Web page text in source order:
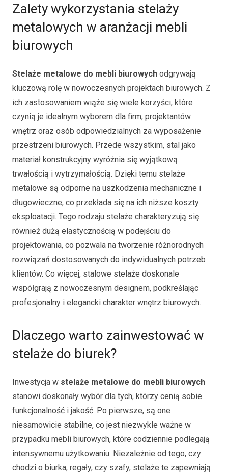
Zalety wykorzystania stelaży
metalowych w aranżacji mebli
biurowych
Stelaże metalowe do mebli biurowych odgrywają
kluczową rolę w nowoczesnych projektach biurowych. Z
ich zastosowaniem wiąże się wiele korzyści, które
czynią je idealnym wyborem dla firm, projektantów
wnętrz oraz osób odpowiedzialnych za wyposażenie
przestrzeni biurowych. Przede wszystkim, stal jako
materiał konstrukcyjny wyróżnia się wyjątkową
trwałością i wytrzymałością. Dzięki temu stelaże
metalowe są odporne na uszkodzenia mechaniczne i
długowieczne, co przekłada się na ich niższe koszty
eksploatacji. Tego rodzaju stelaże charakteryzują się
również dużą elastycznością w podejściu do
projektowania, co pozwala na tworzenie różnorodnych
rozwiązań dostosowanych do indywidualnych potrzeb
klientów. Co więcej, stalowe stelaże doskonale
współgrają z nowoczesnym designem, podkreślając
profesjonalny i elegancki charakter wnętrz biurowych.
Dlaczego warto zainwestować w
stelaże do biurek?
Inwestycja w stelaże metalowe do mebli biurowych
stanowi doskonały wybór dla tych, którzy cenią sobie
funkcjonalność i jakość. Po pierwsze, są one
niesamowicie stabilne, co jest niezwykle ważne w
przypadku mebli biurowych, które codziennie podlegają
intensywnemu użytkowaniu. Niezależnie od tego, czy
chodzi o biurka, regały, czy szafy, stelaże te zapewniają